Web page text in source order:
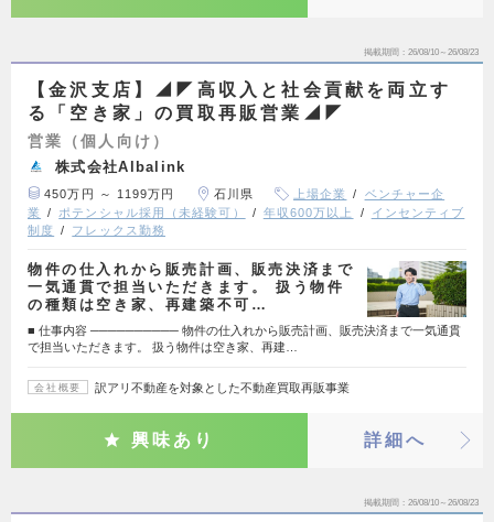
掲載期間 26/08/10～26/08/23
【金沢支店】◢◤高収入と社会貢献を両立す
る「空き家」の買取再販営業◢◤
営業（個人向け）
株式会社Albalink
450万円 ～ 1199万円 石川県 上場企業
ベンチャー企
業
ポテンシャル採用（未経験可） 年収600万以上
インセンティブ
制度
フレックス勤務
物件の仕入れから販売計画、販売決済まで
一気通貫で担当いただきます。 扱う物件
の種類は空き家、再建築不可…
■ 仕事内容 ────────── 物件の仕入れから販売計画、販売決済まで一気通貫
で担当いただきます。 扱う物件は空き家、再建…
会社概要 訳アリ不動産を対象とした不動産買取再販事業
興味あり 詳細へ
掲載期間 26/08/10～26/08/23